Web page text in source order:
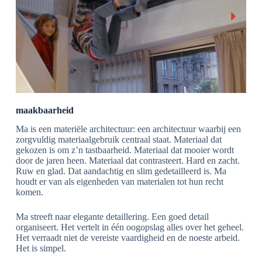
maakbaarheid
Ma is een materiële architectuur: een architectuur waarbij een
zorgvuldig materiaalgebruik centraal staat. Materiaal dat
gekozen is om z’n tastbaarheid. Materiaal dat mooier wordt
door de jaren heen. Materiaal dat contrasteert. Hard en zacht.
Ruw en glad. Dat aandachtig en slim gedetailleerd is. Ma
houdt er van als eigenheden van materialen tot hun recht
komen.
Ma streeft naar elegante detaillering. Een goed detail
organiseert. Het vertelt in één oogopslag alles over het geheel.
Het verraadt niet de vereiste vaardigheid en de noeste arbeid.
Het is simpel.